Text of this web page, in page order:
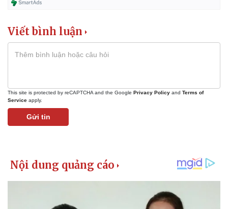
Kinh tế
Bất động sản
Khởi nghiệp
Thị trường
Viết bình luận
This site is protected by reCAPTCHA and the Google Privacy Policy and Terms of
Service apply.
Gửi tin